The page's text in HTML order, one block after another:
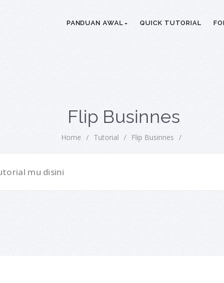
PANDUAN AWAL QUICK TUTORIAL
Flip Businnes
Home / Tutorial / Flip Businnes /